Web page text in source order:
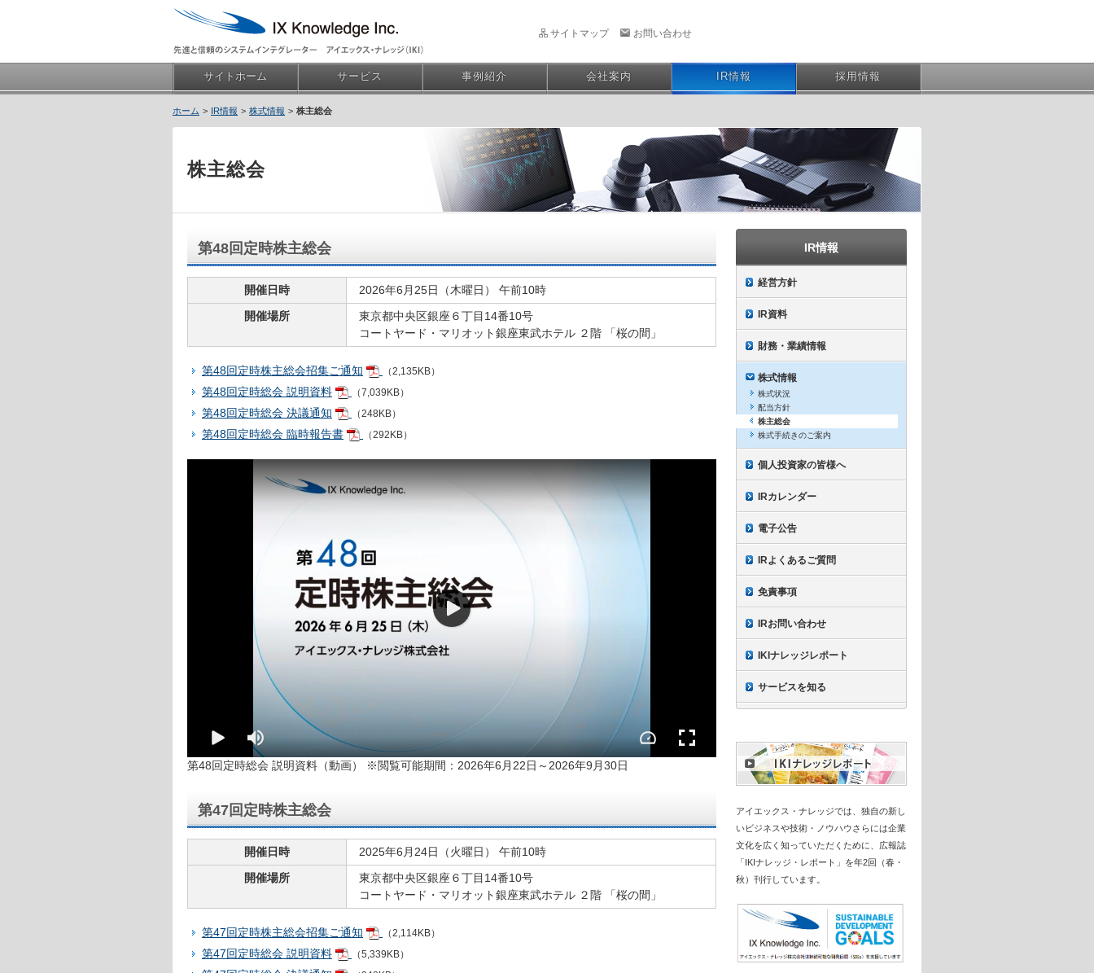
サイトマップ お問い合わせ
サイトホーム サービス 事例紹介 会社案内 IR情報 採用情報
IR情報 株式情報 株主総会
IR情報
経営方針
IR資料
財務・業績情報
株式情報
株式状況
配当方針
株主総会
株式手続きのご案内
個人投資家の皆様へ
IRカレンダー
電子公告
IRよくあるご質問
免責事項
IRお問い合わせ
IKIナレッジレポート
サービスを知る
アイエックス・ナレッジでは、独自の新し
いビジネスや技術・ノウハウさらには企業
文化を広く知っていただくために、広報誌
「IKIナレッジ・レポート」を年2回（春・
秋）刊行しています。
株主総会
第48回定時株主総会
開催日時
2026年6月25日（木曜日） 午前10時
開催場所
東京都中央区銀座６丁目14番10号
コートヤード・マリオット銀座東武ホテル ２階 「桜の間」
第48回定時株主総会招集ご通知 （2,135KB）
第48回定時総会 説明資料 （7,039KB）
第48回定時総会 決議通知 （248KB）
第48回定時総会 臨時報告書 （292KB）
第48回定時総会 説明資料（動画） ※閲覧可能期間：2026年6月22日～2026年9月30日
第47回定時株主総会
開催日時
2025年6月24日（火曜日） 午前10時
開催場所
東京都中央区銀座６丁目14番10号
コートヤード・マリオット銀座東武ホテル ２階 「桜の間」
第47回定時株主総会招集ご通知 （2,114KB）
第47回定時総会 説明資料 （5,339KB）